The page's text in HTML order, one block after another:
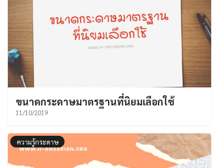
ขนาดกระดาษมาตรฐานที่นิยมเลือกใช้
11/10/2019
ความรู้กระดาษ